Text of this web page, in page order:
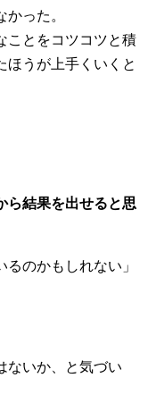
った。
ことをコツコツと積
ほうが上手くいくと
ら結果を出せると思
るのかもしれない」
ないか、と気づい